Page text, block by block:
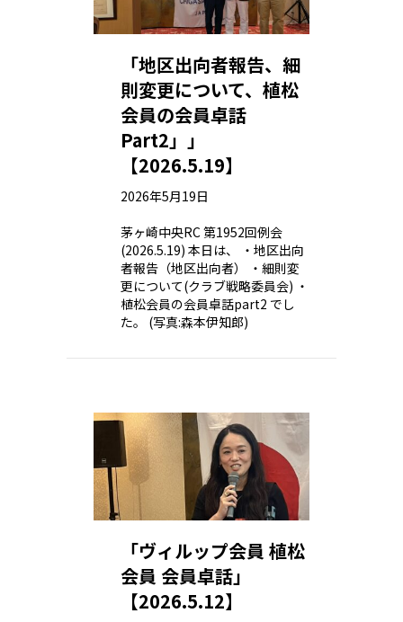
「地区出向者報告、細
則変更について、植松
会員の会員卓話
Part2」」
【2026.5.19】
2026年5月19日
茅ヶ崎中央RC 第1952回例会
(2026.5.19) 本日は、 ・地区出向
者報告（地区出向者） ・細則変
更について(クラブ戦略委員会) ・
植松会員の会員卓話part2 でし
た。 (写真:森本伊知郎)
「ヴィルップ会員 植松
会員 会員卓話」
【2026.5.12】